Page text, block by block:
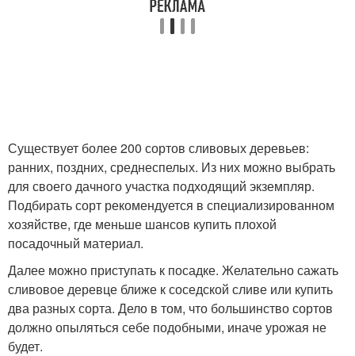
Существует более 200 сортов сливовых деревьев:
ранних, поздних, среднеспелых. Из них можно выбрать
для своего дачного участка подходящий экземпляр.
Подбирать сорт рекомендуется в специализированном
хозяйстве, где меньше шансов купить плохой
посадочный материал.
Далее можно приступать к посадке. Желательно сажать
сливовое деревце ближе к соседской сливе или купить
два разных сорта. Дело в том, что большинство сортов
должно опыляться себе подобными, иначе урожая не
будет.